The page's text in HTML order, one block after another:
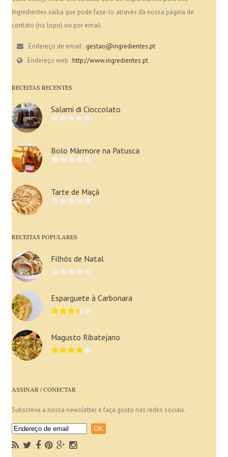
Ingredientes saiba que pode faze-lo através da nossa página de
contato (no topo) ou por email.
Endereço de email : gestao@ingredientes.pt
Endereço web :http://www.ingredientes.pt
RECEITAS RECENTES
Salami di Cioccolato
Bolo Mármore na Patusca
Tarte de Maçã
RECEITAS POPULARES
Filhós de Natal
Esparguete à Carbonara
Magusto Ribatejano
ASSINAR / CONECTAR
Subscreva a nossa newsletter e faça gosto nas redes sociais.